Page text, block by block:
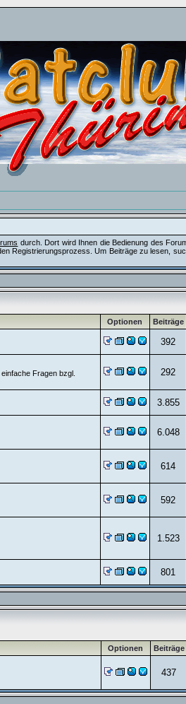
durch. Dort wird Ihnen die Bedienung des
Registrierungsprozess. Um Beiträge zu lesen,
Optionen Beiträge
392
Fragen bzgl.
292
3.855
6.048
614
592
1.523
801
Optionen Beiträge
437